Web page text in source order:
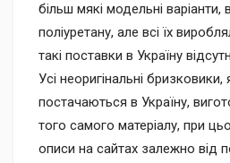
більш мякі модельні варіанти,
поліуретану, але всі їх
такі поставки в Україну
Усі неоригінальні бризковики,
постачаються в Україну,
того самого матеріалу, при
описи на сайтах залежно від